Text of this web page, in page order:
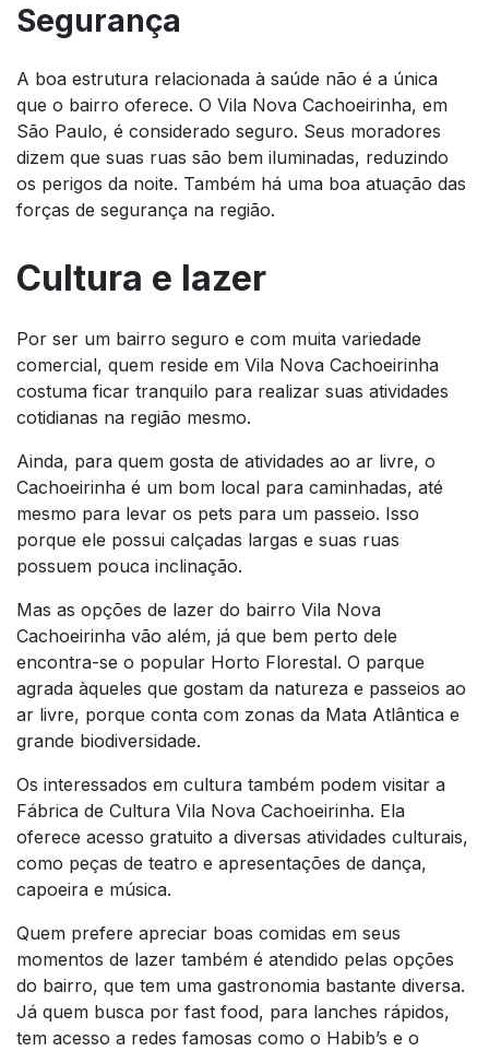
Segurança
A boa estrutura relacionada à saúde não é a única
que o bairro oferece. O Vila Nova Cachoeirinha, em
São Paulo, é considerado seguro. Seus moradores
dizem que suas ruas são bem iluminadas, reduzindo
os perigos da noite. Também há uma boa atuação das
forças de segurança na região.
Cultura e lazer
Por ser um bairro seguro e com muita variedade
comercial, quem reside em Vila Nova Cachoeirinha
costuma ficar tranquilo para realizar suas atividades
cotidianas na região mesmo.
Ainda, para quem gosta de atividades ao ar livre, o
Cachoeirinha é um bom local para caminhadas, até
mesmo para levar os pets para um passeio. Isso
porque ele possui calçadas largas e suas ruas
possuem pouca inclinação.
Mas as opções de lazer do bairro Vila Nova
Cachoeirinha vão além, já que bem perto dele
encontra-se o popular Horto Florestal. O parque
agrada àqueles que gostam da natureza e passeios ao
ar livre, porque conta com zonas da Mata Atlântica e
grande biodiversidade.
Os interessados em cultura também podem visitar a
Fábrica de Cultura Vila Nova Cachoeirinha. Ela
oferece acesso gratuito a diversas atividades culturais,
como peças de teatro e apresentações de dança,
capoeira e música.
Quem prefere apreciar boas comidas em seus
momentos de lazer também é atendido pelas opções
do bairro, que tem uma gastronomia bastante diversa.
Já quem busca por fast food, para lanches rápidos,
tem acesso a redes famosas como o Habib’s e o